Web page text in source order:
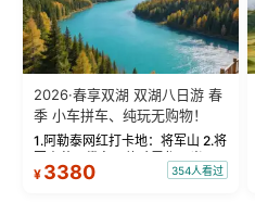
2026·春享双湖 双湖八日游 春
季 小车拼车、纯玩无购物！
1.阿勒泰网红打卡地：将军山 2.将
军山落日缆车，体验雪都风光 3.
将军山，夕阳派对，蹦迪party 4.
¥ 3380 354人看过